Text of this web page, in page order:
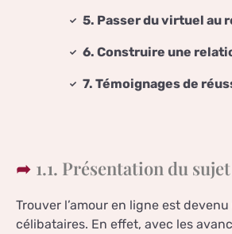
5. Passer du virtuel au
6. Construire une
7. Témoignages de
1.1. Présentation du sujet
Trouver l’amour en ligne est
célibataires. En effet, avec les